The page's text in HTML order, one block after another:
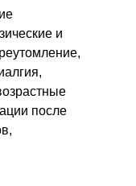
и
после